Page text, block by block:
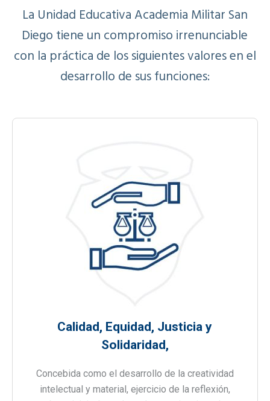
La Unidad Educativa Academia Militar San
Diego tiene un compromiso irrenunciable
con la práctica de los siguientes valores en el
desarrollo de sus funciones:
Calidad, Equidad, Justicia y
Solidaridad,
Concebida como el desarrollo de la creatividad
intelectual y material, ejercicio de la reflexión,